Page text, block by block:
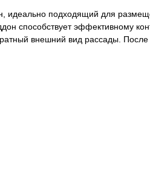
идеально подходящий для
способствует эффективному
внешний вид рассады. После